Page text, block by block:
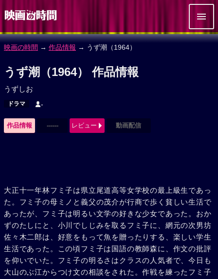
映画の時間 → 作品情報 → うず潮（1964）
うず潮（1964） 作品情報
うずしお
ドラマ -
作品情報 ------ レビュー 動画配信
大正十一年林フミ子は県立尾道高等女学校の最上級生であっ
た。フミ子の母ミノと義父の茂介が行商で歩く貧しい生活で
あったが、フミ子は明るい文学の好きな少女であった。おか
ずのたしにと、小川でしじみを取るフミ子に、網元の次男坊
佐々木二郎は、好意をもって魚を贈ったりする、楽しい学生
生活であった。この頃フミ子は国語の教師森に、作文の批評
を仰いでいた。フミ子の明るさはクラスの人気者で、今日も
大山のぶ江からつけ文の相談をされた。作戦を練ったフミ子